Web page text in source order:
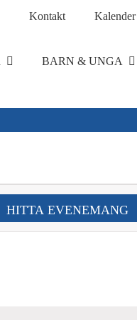
Kontakt Kalender
BARN & UNGA
HITTA EVENEMANG